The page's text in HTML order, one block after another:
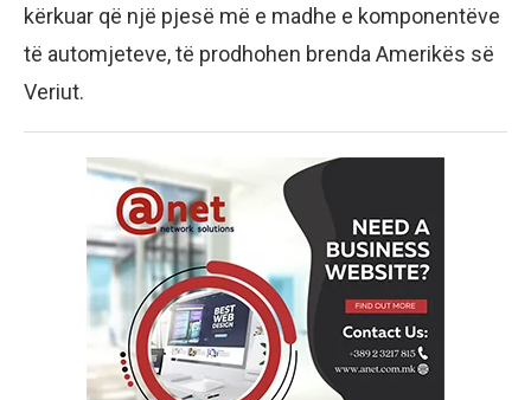
kërkuar që një pjesë më e madhe e komponentëve
të automjeteve, të prodhohen brenda Amerikës së
Veriut.